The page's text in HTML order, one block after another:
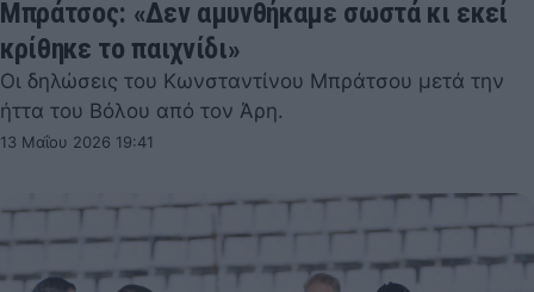
Μπράτσος: «Δεν αμυνθήκαμε σωστά κι εκεί
κρίθηκε το παιχνίδι»
Οι δηλώσεις του Κωνσταντίνου Μπράτσου μετά την
ήττα του Βόλου από τον Άρη.
13 Μαΐου 2026 19:41